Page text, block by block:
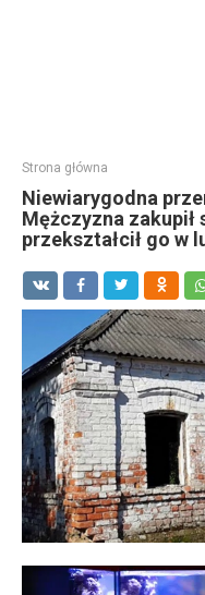
Strona główna
Niewiarygodna
Mężczyzna zakupił
przekształcił go w